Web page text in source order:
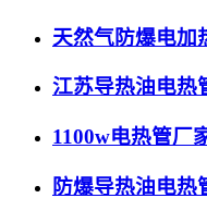
天然气防爆电加
江苏导热油电热
1100w电热管厂
防爆导热油电热